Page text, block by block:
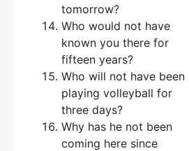
tomorrow?
Who would not have
known you there for
fifteen years?
Who will not have been
playing volleyball for
three days?
Why has he not been
coming here since